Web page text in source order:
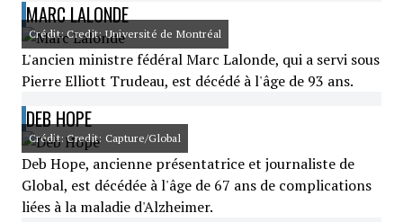
MARC LALONDE
Crédit: Credit: Université de Montréal
L'ancien ministre fédéral Marc Lalonde, qui a servi sous
Pierre Elliott Trudeau, est décédé à l'âge de 93 ans.
DEB HOPE
Crédit: Credit: Capture/Global
Deb Hope, ancienne présentatrice et journaliste de
Global, est décédée à l'âge de 67 ans de complications
liées à la maladie d'Alzheimer.